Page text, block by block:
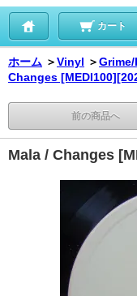
カート
ホーム ＞Vinyl ＞
Changes
前の商品へ
Mala / Changes